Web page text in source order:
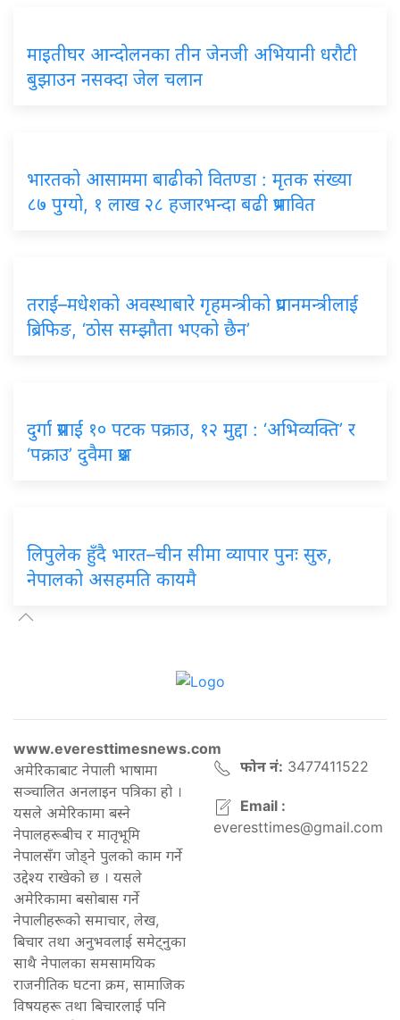
माइतीघर आन्दोलनका तीन जेनजी अभियानी धरौटी
बुझाउन नसक्दा जेल चलान
भारतको आसाममा बाढीको वितण्डा : मृतक संख्या
८७ पुग्यो, १ लाख २८ हजारभन्दा बढी प्रभावित
तराई–मधेशको अवस्थाबारे गृहमन्त्रीको प्रधानमन्त्रीलाई
ब्रिफिङ, ‘ठोस सम्झौता भएको छैन’
दुर्गा प्रसाईं १० पटक पक्राउ, १२ मुद्दा : ‘अभिव्यक्ति’ र
‘पक्राउ’ दुवैमा प्रश्न
लिपुलेक हुँदै भारत–चीन सीमा व्यापार पुनः सुरु,
नेपालको असहमति कायमै
www.everesttimesnews.com
अमेरिकाबाट नेपाली भाषामा
सञ्चालित अनलाइन पत्रिका हो ।
यसले अमेरिकामा बस्ने
नेपालहरूबीच र मातृभूमि
नेपालसँग जोड्ने पुलको काम गर्ने
उद्देश्य राखेको छ । यसले
अमेरिकामा बसोबास गर्ने
नेपालीहरूको समाचार, लेख,
बिचार तथा अनुभवलाई समेट्नुका
साथै नेपालका समसामयिक
राजनीतिक घटना क्रम, सामाजिक
विषयहरू तथा बिचारलाई पनि
फोन नं: 3477411522
Email :
everesttimes@gmail.com